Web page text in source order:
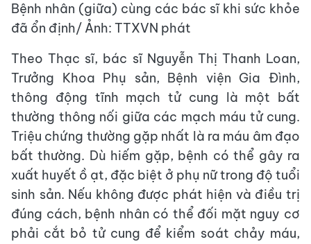
Bệnh nhân (giữa) cùng các bác sĩ khi sức khỏe
đã ổn định/ Ảnh: TTXVN phát
Theo Thạc sĩ, bác sĩ Nguyễn Thị Thanh Loan,
Trưởng Khoa Phụ sản, Bệnh viện Gia Đình,
thông động tĩnh mạch tử cung là một bất
thường thông nối giữa các mạch máu tử cung.
Triệu chứng thường gặp nhất là ra máu âm đạo
bất thường. Dù hiếm gặp, bệnh có thể gây ra
xuất huyết ồ ạt, đặc biệt ở phụ nữ trong độ tuổi
sinh sản. Nếu không được phát hiện và điều trị
đúng cách, bệnh nhân có thể đối mặt nguy cơ
phải cắt bỏ tử cung để kiểm soát chảy máu,